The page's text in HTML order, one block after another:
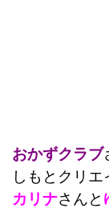
おかずクラブ
しもとクリ
カリナさんと